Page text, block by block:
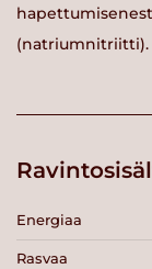
(natriumnitriitti).
Energiaa
Rasvaa